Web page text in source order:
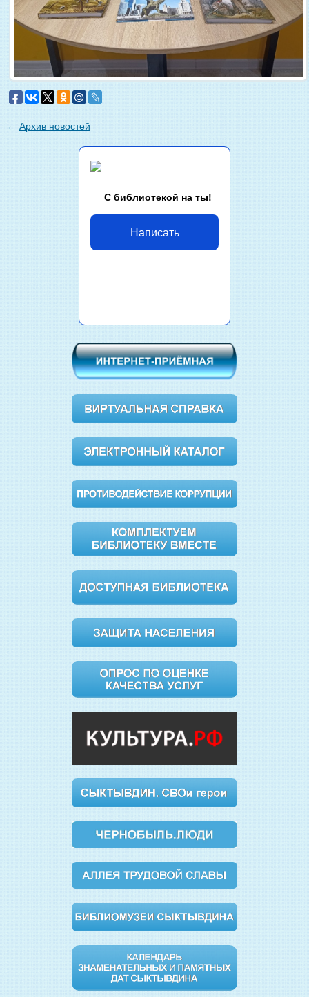
← Архив новостей
С библиотекой на ты!
Написать